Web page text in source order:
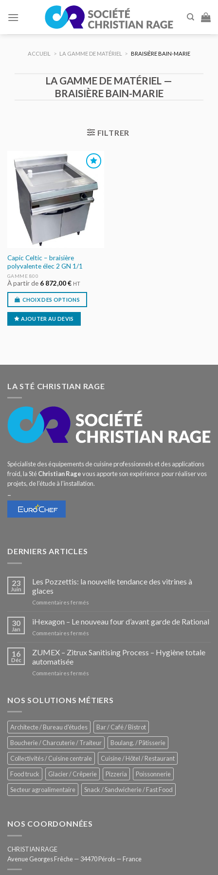
ACCUEIL > LA GAMME DE MATÉRIEL > BRAISIÈRE BAIN-MARIE
LA GAMME DE MATÉRIEL —
BRAISIÈRE BAIN-MARIE
FILTRER
AJOUTER
AU DEVIS
Capic Celtic – braisière
polyvalente élec 2 GN 1/1
GAMME 800
À partir de 6 872,00€ HT
CHOIX DES OPTIONS
AJOUTER AU DEVIS
LA STÉ CHRISTIAN RAGE
Spécialiste des équipements de cuisine professionnels et des applications
froid, la StéChristian Ragevous apporte son expérience pour réaliser vos
projets, de l’étude à l’installation.
–
DERNIERS ARTICLES
23
Juin
Les Pozzettis: la nouvelle tendance des vitrines à
glaces
Commentaires fermés
Pozzettis:
la
des
30
Jan
iHexagon – Le nouveau four d’avant garde de Rational
Commentaires fermés
–
Le
de
16
Déc
ZUMEX – Zitrux Sanitising Process – Hygiène totale
automatisée
Commentaires fermés
Zitrux
–
Hygiène
totale
automatisée
NOS SOLUTIONS MÉTIERS
Architecte / Bureau d'études
Bar / Café / Bistrot
Boucherie / Charcuterie / Traiteur
Boulang. / Pâtisserie
Collectivités / Cuisine centrale
Cuisine / Hôtel / Restaurant
Food truck
Glacier / Crêperie Pizzeria
Poissonnerie
Secteur agroalimentaire
Snack / Sandwicherie / Fast Food
NOS COORDONNÉES
CHRISTIAN RAGE
Avenue Georges Frêche — 34470 Pérols — France